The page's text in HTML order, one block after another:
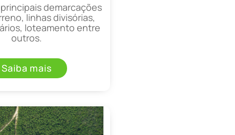
demarcações
linhas divisórias,
loteamento entre
outros.
Saiba mais